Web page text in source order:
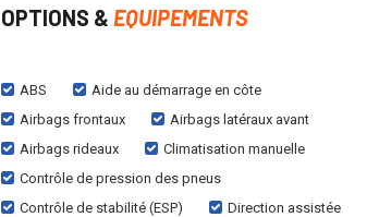
OPTIONS & EQUIPEMENTS
ABS
Aide au démarrage en côte
Airbags frontaux
Airbags latéraux avant
Airbags rideaux
Climatisation manuelle
Contrôle de pression des pneus
Contrôle de stabilité (ESP)
Direction assistée